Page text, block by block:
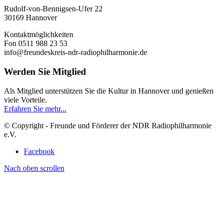
Rudolf-von-Bennigsen-Ufer 22
30169 Hannover
Kontaktmöglichkeiten
Fon 0511 988 23 53
info@freundeskreis-ndr-radiophilharmonie.de
Werden Sie Mitglied
Als Mitglied unterstützen Sie die Kultur in Hannover und genießen
viele Vorteile.
Erfahren Sie mehr...
© Copyright - Freunde und Förderer der NDR Radiophilharmonie
e.V.
Facebook
Nach oben scrollen